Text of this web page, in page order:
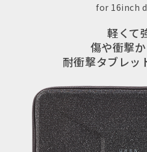
for 16inch
軽くて
傷や衝撃
耐衝撃タブレッ